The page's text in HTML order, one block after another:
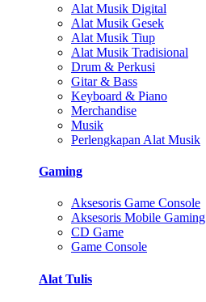
Alat Musik Digital
Alat Musik Gesek
Alat Musik Tiup
Alat Musik Tradisional
Drum & Perkusi
Gitar & Bass
Keyboard & Piano
Merchandise
Musik
Perlengkapan Alat Musik
Gaming
Aksesoris Game Console
Aksesoris Mobile Gaming
CD Game
Game Console
Alat Tulis